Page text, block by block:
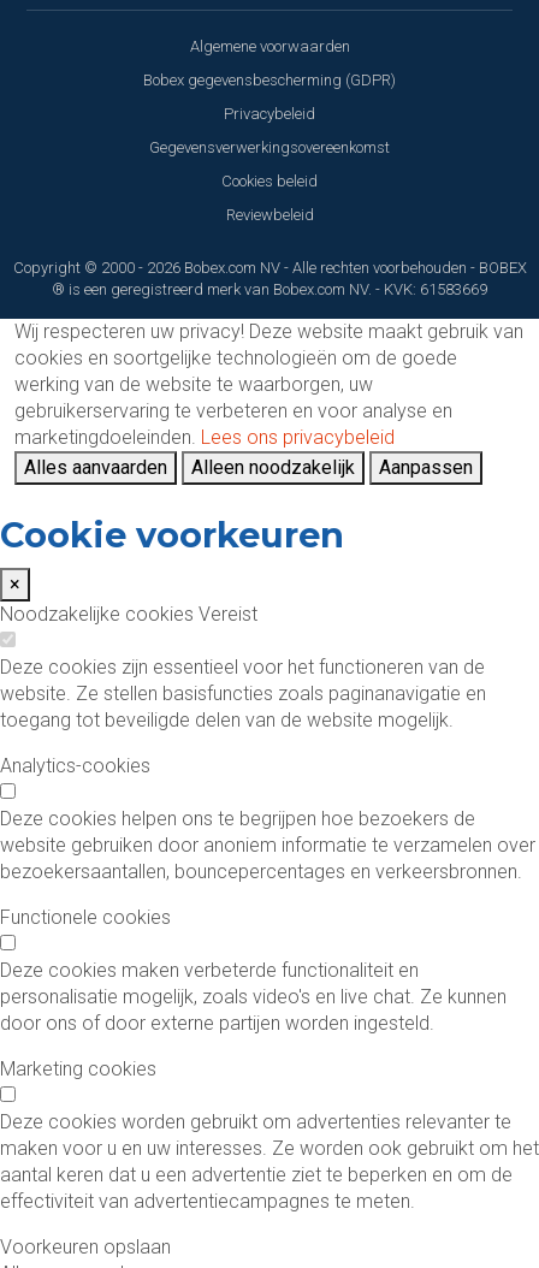
Algemene voorwaarden
Bobex gegevensbescherming (GDPR)
Privacybeleid
Gegevensverwerkingsovereenkomst
Cookies beleid
Reviewbeleid
Copyright © 2000 - 2026 Bobex.com NV - Alle rechten voorbehouden - BOBEX
® is een geregistreerd merk van Bobex.com NV. - KVK: 61583669
Wij respecteren uw privacy! Deze website maakt gebruik van
cookies en soortgelijke technologieën om de goede
werking van de website te waarborgen, uw
gebruikerservaring te verbeteren en voor analyse en
marketingdoeleinden. Lees ons privacybeleid
Alles aanvaarden
Alleen noodzakelijk Aanpassen
Cookie voorkeuren
×
Noodzakelijke cookies Vereist
Deze cookies zijn essentieel voor het functioneren van de
website. Ze stellen basisfuncties zoals paginanavigatie en
toegang tot beveiligde delen van de website mogelijk.
Analytics-cookies
Deze cookies helpen ons te begrijpen hoe bezoekers de
website gebruiken door anoniem informatie te verzamelen over
bezoekersaantallen, bouncepercentages en verkeersbronnen.
Functionele cookies
Deze cookies maken verbeterde functionaliteit en
personalisatie mogelijk, zoals video's en live chat. Ze kunnen
door ons of door externe partijen worden ingesteld.
Marketing cookies
Deze cookies worden gebruikt om advertenties relevanter te
maken voor u en uw interesses. Ze worden ook gebruikt om het
aantal keren dat u een advertentie ziet te beperken en om de
effectiviteit van advertentiecampagnes te meten.
Voorkeuren opslaan